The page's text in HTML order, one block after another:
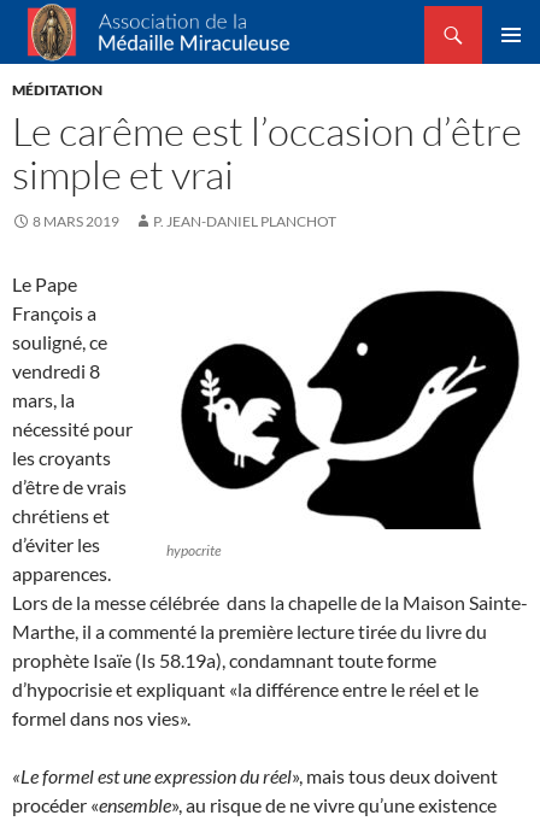
Association de la Médaille Miraculeuse
Recherche
ALLER
AU
MÉDITATION
Le carême est l’occasion d’être
simple et vrai
8 MARS 2019 P. JEAN-DANIEL PLANCHOT
hypocrite
Le Pape
François a
souligné,ce
vendredi 8
mars, la
nécessité pour
les croyants
d’être de vrais
chrétiens et
d’éviter les
apparences.
Lors de la messe célébrée dans la chapelle de la Maison Sainte-
Marthe, il a commenté la première lecture tirée du livre du
prophète Isaïe (Is 58.19a), condamnant toute forme
d’hypocrisie et expliquant «la différence entre le réel et le
formel dans nos vies».
«Le formel est une expression du réel», mais tous deux doivent
procéder «ensemble», au risque de ne vivre qu’une existence